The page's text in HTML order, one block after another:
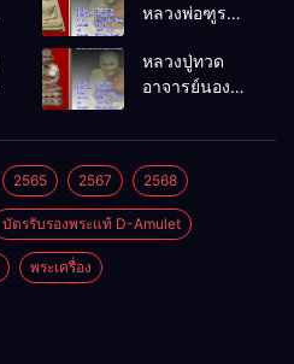
หลวงพ่อฑูรย์
พ.ศ.2512
หลวงปู่ทวด
อาจารย์นอง
พ.ศ.2541
2565 2567 2568
บัตรรับรองพระแท้ D-Amulet
พระเครื่อง